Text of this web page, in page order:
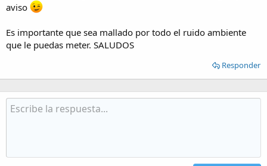
aviso
Es importante que sea mallado por todo el ruido ambiente
que le puedas meter. SALUDOS
Responder